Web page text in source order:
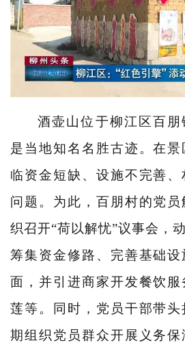
酒壶山位于柳江区百朋
是当地知名名胜古迹。在
临资金短缺、设施不完善
问题。为此，百朋村的党
织召开“荷以解忧”议事会，
筹集资金修路、完善基础
面，并引进商家开发餐饮
莲等。同时，党员干部带
期组织党员群众开展义务